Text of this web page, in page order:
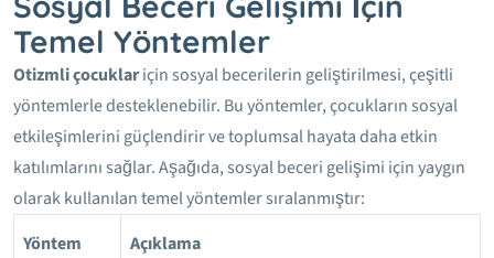
Temel Yöntemler
Otizmli çocuklariçin sosyal becerilerin geliştirilmesi, çeşitli
yöntemlerle desteklenebilir. Bu yöntemler, çocukların sosyal
etkileşimlerini güçlendirir ve toplumsal hayata daha etkin
katılımlarını sağlar. Aşağıda, sosyal beceri gelişimi için yaygın
olarak kullanılan temel yöntemler sıralanmıştır:
Yöntem
Açıklama